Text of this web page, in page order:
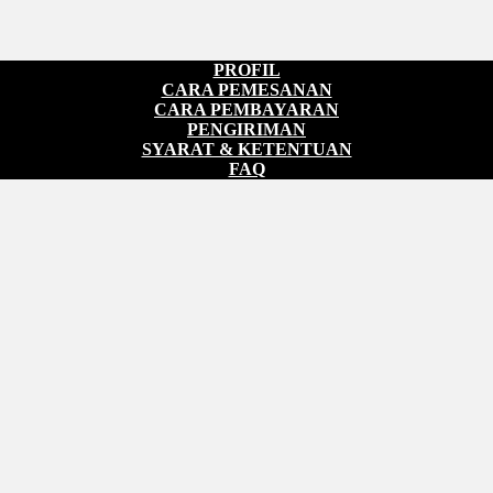
PROFIL
CARA PEMESANAN
CARA PEMBAYARAN
PENGIRIMAN
SYARAT & KETENTUAN
FAQ